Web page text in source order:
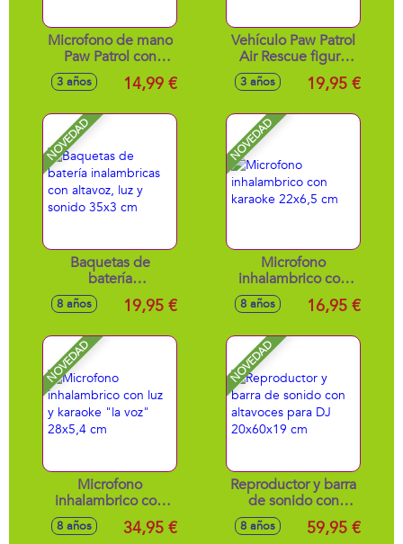
Microfono de mano
Paw Patrol con
amplificador,
melodías y luces 21
3 años 14,99 €
Vehículo Paw Patrol
Air Rescue figura
de mas 5 cml. -
Modelos surtidos
3 años 19,95 €
NOVEDAD
Baquetas de
batería
inalambricas con
altavoz, luz y
8 años 19,95 €
NOVEDAD
Microfono
inhalambrico con
karaoke 22x6,5 cm
8 años 16,95 €
NOVEDAD
Microfono
inhalambrico con
luz y karaoke "la
voz" 28x5,4 cm
8 años 34,95 €
NOVEDAD
Reproductor y barra
de sonido con
altavoces para DJ
20x60x19 cm
8 años 59,95 €